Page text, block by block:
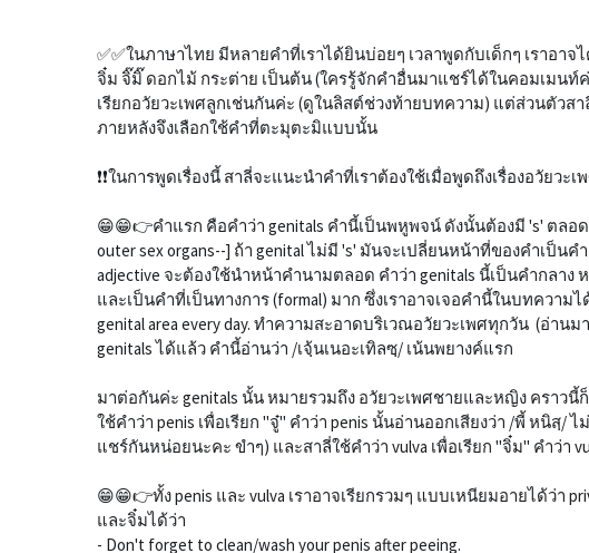
✅✅ในภาษาไทย มีหลายคำที่เราได้ยินบ่อยๆ เวลาพูดกับเด็กๆ เราอา
จิ๋ม จิ๊มิ๊ ดอกไม้ กระต่าย เป็นต้น (ใครรู้จักคำอื่นมาแชร์ได้ในคอมเมนท์ค่
เรียกอวัยวะเพศลูกเช่นกันค่ะ (ดูในลิสต์ช่วงท้ายบทความ) แต่ส่วนตัวส
ภายหลังจึงเลือกใช้คำที่ตะมุตะมิแบบนั้น
❗❗ในการพูดเรื่องนี้ สาลี่จะแนะนำคำที่เราต้องใช้เมื่อพูดถึงเรื่องอวัยวะเพศ
😁😁👉คำแรก คือคำว่า genitals คำนี้เป็นพหูพจน์ ดังนั้นต้องมี 's' ตลอ
outer sex organs--] ถ้า genital ไม่มี 's' มันจะเปลี่ยนหน้าที่ของคำเป็น
adjective จะต้องใช้นำหน้าคำนามตลอด คำว่า genitals นี้เป็นคำกลา
และเป็นคำที่เป็นทางการ (formal) มาก ซึ่งเราอาจเจอคำนี้ในบทควา
genital area every day. ทำความสะอาดบริเวณอวัยวะเพศทุกวัน (อ่า
genitals ได้แล้ว คำนี้อ่านว่า /เจฺ้นเนอะเทิลซฺ/ เน้นพยางค์แรก
มาต่อกันค่ะ genitals นั้น หมายรวมถึง อวัยวะเพศชายและหญิง คราว
ใช้คำว่า penis เพื่อเรียก "จู๋" คำว่า penis นั้นอ่านออกเสียงว่า /พี้ หนิสฺ/
แชร์กันหน่อยนะคะ ขำๆ) และสาลี่ใช้คำว่า vulva เพื่อเรียก "จิ๋ม" คำว่า
😁😁👉ทั้ง penis และ vulva เราอาจเรียกรวมๆ แบบเหนียมอายได้ว่า
และจิ๋มได้ว่า
- Don't forget to clean/wash your penis after peeing.